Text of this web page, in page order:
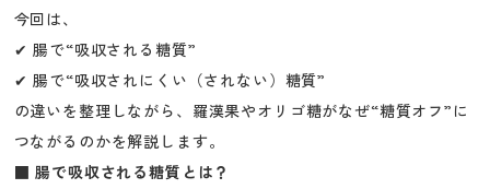
今回は、
✔ 腸で“吸収される糖質”
✔ 腸で“吸収されにくい（されない）糖質”
の違いを整理しながら、羅漢果やオリゴ糖がなぜ“糖質オフ”に
つながるのかを解説します。
■ 腸で吸収される糖質とは？